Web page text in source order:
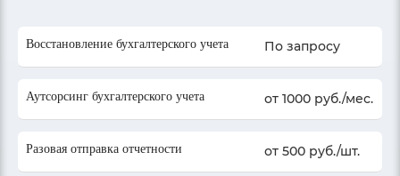
Восстановление бухгалтерского учета По запросу
Аутсорсинг бухгалтерского учета от 1000 руб./мес.
Разовая отправка отчетности от 500 руб./шт.